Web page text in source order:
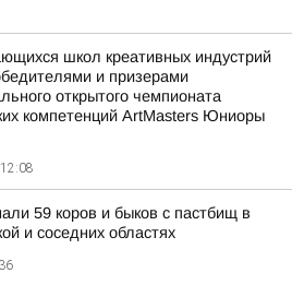
школ креативных индустрий
и призерами
открытого чемпионата
компетенций ArtMasters Юниоры
59 коров и быков с пастбищ в
и соседних областях